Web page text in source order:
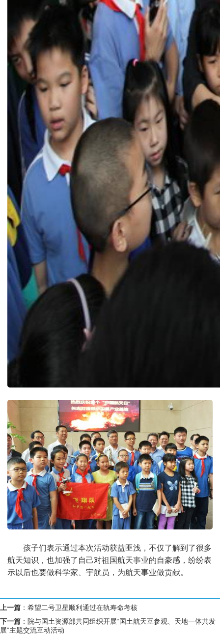
孩子们表示通过本次活动获益匪浅，不仅了解到了很多
航天知识，也加强了自己对祖国航天事业的自豪感，纷纷表
示以后也要做科学家、宇航员，为航天事业做贡献。
上一篇 ： 希望二号卫星顺利通过在轨寿命考核
下一篇 ： 院与国土资源部共同组织开展“国土航天互参观、天地一体共发
展”主题交流互动活动